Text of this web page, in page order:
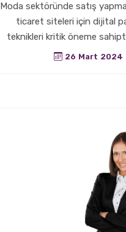
Moda sektöründe satış
ticaret siteleri için dijital
teknikleri kritik öneme
26 Mart 2024